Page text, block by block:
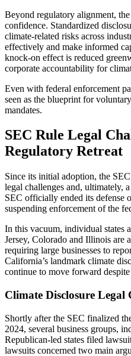
Beyond regulatory alignment,
confidence. Standardized
climate-related risks across
effectively and make informed
knock-on effect is reduced
corporate accountability for
Even with federal enforcement
seen as the blueprint for
mandates.
SEC Rule Legal
Regulatory Retreat
Since its initial adoption, the
legal challenges and, ultimately,
SEC officially ended its defense
suspending enforcement of the
In this vacuum, individual states
Jersey, Colorado and Illinois are
requiring large businesses to
California’s landmark climate
continue to move forward
Climate Disclosure Legal
Shortly after the SEC finalized
2024, several business groups,
Republican-led states filed
lawsuits concerned two main